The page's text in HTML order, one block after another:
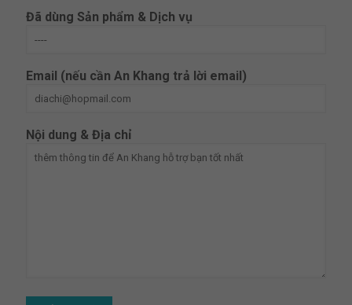
Đã dùng Sản phẩm & Dịch vụ
Email (nếu cần An Khang trả lời email)
Nội dung & Địa chỉ